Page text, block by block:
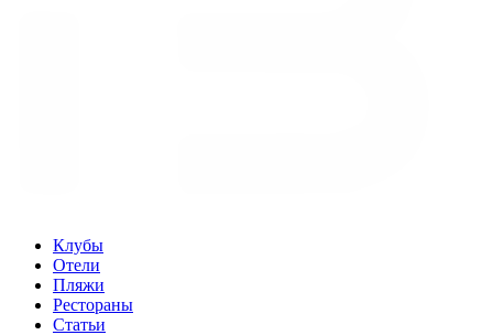
Клубы
Отели
Пляжи
Рестораны
Статьи